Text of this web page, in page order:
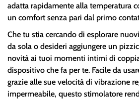
adatta rapidamente alla temperatura
un comfort senza pari dal primo
Che tu stia cercando di esplorare
da sola o desideri aggiungere un
novità ai tuoi momenti intimi di
dispositivo che fa per te. Facile da
grazie alle sue velocità di vibrazione
impermeabile, questo stimolatore